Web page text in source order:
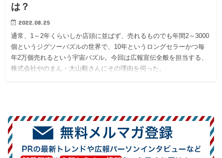
は？
2022.08.25
通常、1～2年くらいしか店頭に並ばず、売れるものでも年間2～3000
個というジグソーパズルの世界で、10年というロングセラーかつ毎
年2万個売れるという宇宙パズル。今回は広報宣伝全般を担当する、
株式会社やのまん・大山毅さんにその理由を伺った。